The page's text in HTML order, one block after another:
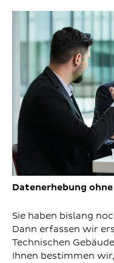
Datenerhebung
Sie haben bislang
Dann erfassen wir
Technischen
Ihnen bestimmen